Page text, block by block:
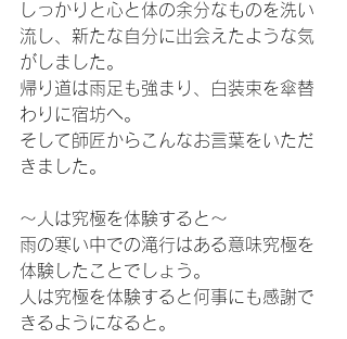
しっかりと心と体の余分なものを洗い
流し、新たな自分に出会えたような気
がしました。
帰り道は雨足も強まり、白装束を傘替
わりに宿坊へ。
そして師匠からこんなお言葉をいただ
きました。
～人は究極を体験すると～
雨の寒い中での滝行はある意味究極を
体験したことでしょう。
人は究極を体験すると何事にも感謝で
きるようになると。